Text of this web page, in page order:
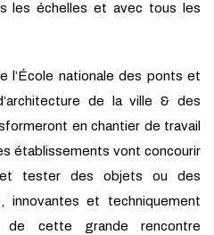
les échelles et avec tous les
l’École nationale des ponts et
de la ville & des
en chantier de travail
établissements vont concourir
et tester des objets ou des
innovantes et techniquement
de cette grande rencontre